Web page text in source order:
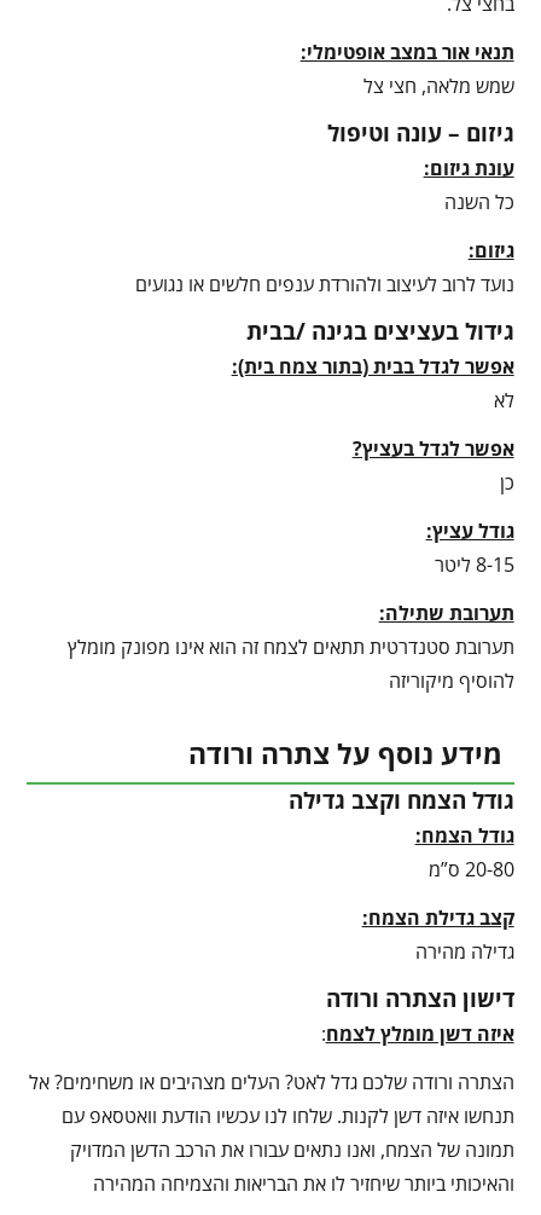
תנאי אור במצב אופטימלי:
שמש מלאה, חצי צל
גיזום – עונה וטיפול
עונת גיזום:
כל השנה
גיזום:
נועד לרוב לעיצוב ולהורדת ענפים חלשים או נגועים
גידול בעציצים בגינה /בבית
אפשר לגדל בבית (בתור צמח בית):
לא
אפשר לגדל בעציץ?
כן
גודל עציץ:
8-15 ליטר
תערובת שתילה:
תערובת סטנדרטית תתאים לצמח זה הוא אינו מפונק מומלץ
להוסיף מיקוריזה
מידע נוסף על צתרה ורודה
גודל הצמח וקצב גדילה
גודל הצמח:
20-80 ס”מ
קצב גדילת הצמח:
גדילה מהירה
דישון הצתרה ורודה
איזה דשן מומלץ לצמח:
הצתרה ורודה שלכם גדל לאט? העלים מצהיבים או משחימים? אל
תנחשו איזה דשן לקנות. שלחו לנו עכשיו הודעת וואטסאפ עם
תמונה של הצמח, ואנו נתאים עבורו את הרכב הדשן המדויק
והאיכותי ביותר שיחזיר לו את הבריאות והצמיחה המהירה